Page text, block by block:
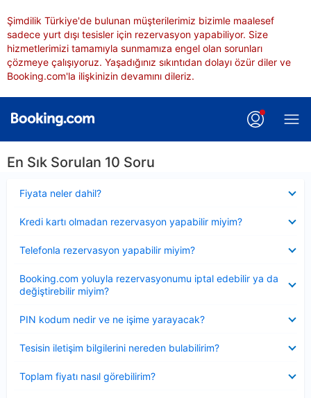
Şimdilik Türkiye'de bulunan müşterilerimiz bizimle maalesef
sadece yurt dışı tesisler için rezervasyon yapabiliyor. Size
hizmetlerimizi tamamıyla sunmamıza engel olan sorunları
çözmeye çalışıyoruz. Yaşadığınız sıkıntıdan dolayı özür diler ve
Booking.com'la ilişkinizin devamını dileriz.
En Sık Sorulan 10 Soru
Fiyata neler dahil?
Kredi kartı olmadan rezervasyon yapabilir miyim?
Telefonla rezervasyon yapabilir miyim?
Booking.com yoluyla rezervasyonumu iptal edebilir ya da
değiştirebilir miyim?
PIN kodum nedir ve ne işime yarayacak?
Tesisin iletişim bilgilerini nereden bulabilirim?
Toplam fiyatı nasıl görebilirim?